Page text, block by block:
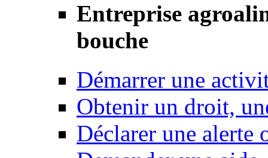
Entreprise
bouche
Démarrer une
Obtenir un droit,
Déclarer une alerte